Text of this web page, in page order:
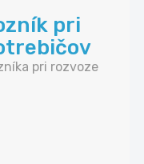
pri
pri rozvoze